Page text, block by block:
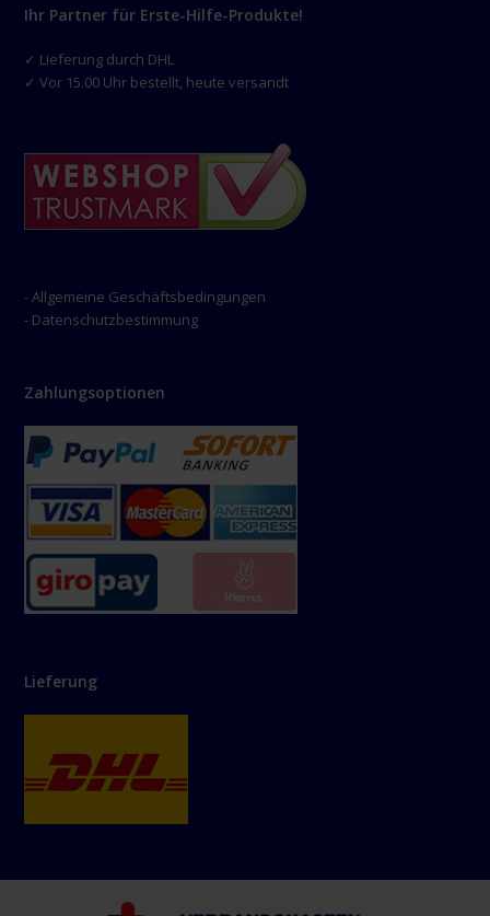
Ihr Partner für Erste-Hilfe-Produkte!
✓ Lieferung durch DHL
✓ Vor 15.00 Uhr bestellt, heute versandt
- Allgemeine Geschäftsbedingungen
- Datenschutzbestimmung
Zahlungsoptionen
Lieferung